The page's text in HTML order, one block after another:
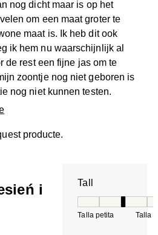
nog dicht maar is op het
om een maat groter te
maat is. Ik heb dit ook
ik hem nu waarschijnlijk al
de rest een fijne jas om te
zoontje nog niet geboren is
nog niet kunnen testen.
producte.
i
Tall
Talla petita Talla